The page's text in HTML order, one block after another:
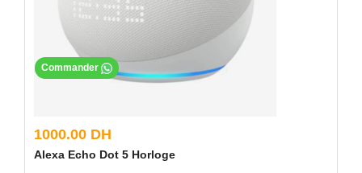
1000.00 DH
Alexa Echo Dot 5 Horloge
Commander